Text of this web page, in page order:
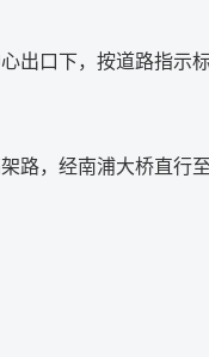
出口下，按道路指示
，经南浦大桥直行